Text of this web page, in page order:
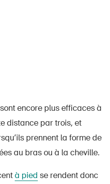
encore plus efficaces à
distance par trois, et
prennent la forme de
au bras ou à la cheville.
à pied se rendent donc